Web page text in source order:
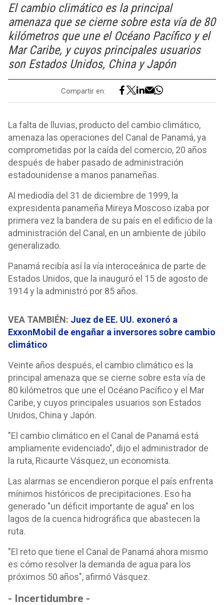
El cambio climático es la principal
amenaza que se cierne sobre esta vía de 80
kilómetros que une el Océano Pacífico y el
Mar Caribe, y cuyos principales usuarios
son Estados Unidos, China y Japón
Compartir en:
La falta de lluvias, producto del cambio climático,
amenaza las operaciones del Canal de Panamá, ya
comprometidas por la caída del comercio, 20 años
después de haber pasado de administración
estadounidense a manos panameñas.
Al mediodía del 31 de diciembre de 1999, la
expresidenta panameña Mireya Moscoso izaba por
primera vez la bandera de su país en el edificio de la
administración del Canal, en un ambiente de júbilo
generalizado.
Panamá recibía así la vía interoceánica de parte de
Estados Unidos, que la inauguró el 15 de agosto de
1914 y la administró por 85 años.
VEA TAMBIÉN: Juez de EE. UU. exoneró a
ExxonMobil de engañar a inversores sobre cambio
climático
Veinte años después, el cambio climático es la
principal amenaza que se cierne sobre esta vía de
80 kilómetros que une el Océano Pacífico y el Mar
Caribe, y cuyos principales usuarios son Estados
Unidos, China y Japón.
"El cambio climático en el Canal de Panamá está
ampliamente evidenciado", dijo el administrador de
la ruta, Ricaurte Vásquez, un economista.
Las alarmas se encendieron porque el país enfrenta
mínimos históricos de precipitaciones. Eso ha
generado "un déficit importante de agua" en los
lagos de la cuenca hidrográfica que abastecen la
ruta.
"El reto que tiene el Canal de Panamá ahora mismo
es cómo resolver la demanda de agua para los
próximos 50 años", afirmó Vásquez.
- Incertidumbre -